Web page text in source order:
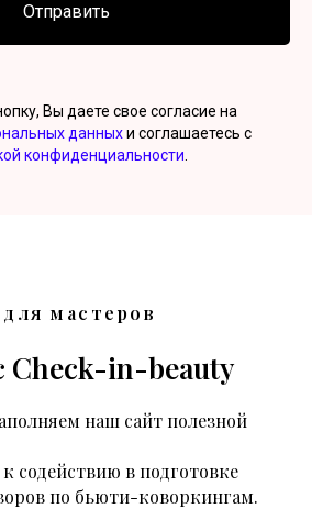
Отправить
Вы даете свое согласие на
данныхи соглашаетесь с
конфиденциальности
мастеров
Check-in-beauty
наш сайт полезной
содействию в подготовке
по бьюти-коворкингам.